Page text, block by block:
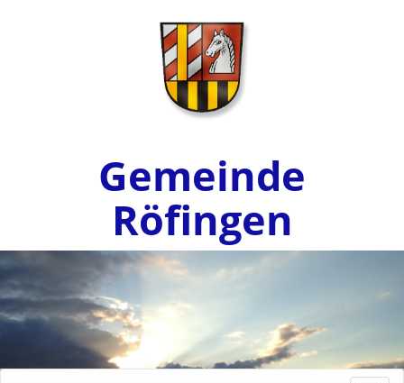
Gemeinde
Röfingen